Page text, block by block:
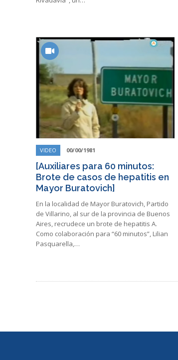
VIDEO 00/00/1981
[Auxiliares para 60 minutos:
Brote de casos de hepatitis en
Mayor Buratovich]
En la localidad de Mayor Buratovich, Partido
de Villarino, al sur de la provincia de Buenos
Aires, recrudece un brote de hepatitis A.
Como colaboración para “60 minutos”, Lilian
Pasquarella,…